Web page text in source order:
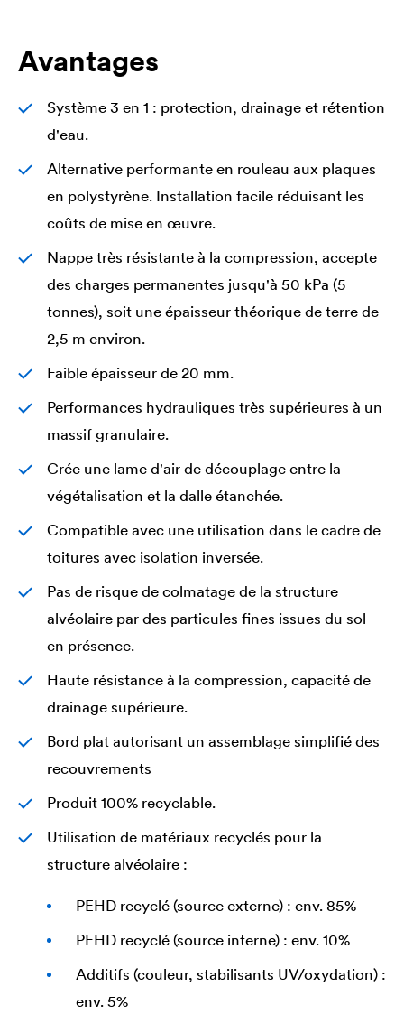
Avantages
Système 3 en 1 : protection, drainage et rétention
d'eau.
Alternative performante en rouleau aux plaques
en polystyrène. Installation facile réduisant les
coûts de mise en œuvre.
Nappe très résistante à la compression, accepte
des charges permanentes jusqu'à 50 kPa (5
tonnes), soit une épaisseur théorique de terre de
2,5 m environ.
Faible épaisseur de 20 mm.
Performances hydrauliques très supérieures à un
massif granulaire.
Crée une lame d'air de découplage entre la
végétalisation et la dalle étanchée.
Compatible avec une utilisation dans le cadre de
toitures avec isolation inversée.
Pas de risque de colmatage de la structure
alvéolaire par des particules fines issues du sol
en présence.
Haute résistance à la compression, capacité de
drainage supérieure.
Bord plat autorisant un assemblage simplifié des
recouvrements
Produit 100% recyclable.
Utilisation de matériaux recyclés pour la
structure alvéolaire :
PEHD recyclé (source externe) : env. 85%
PEHD recyclé (source interne) : env. 10%
Additifs (couleur, stabilisants UV/oxydation) :
env. 5%